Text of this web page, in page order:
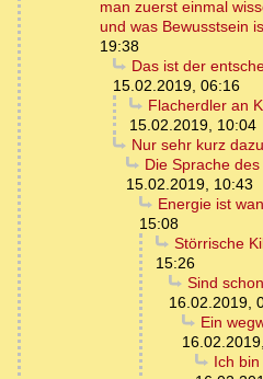
man zuerst einmal
und was Bewusstsein
19:38
Das ist der
15.02.2019, 06:16
Flacherdler an
15.02.2019, 10:04
Nur sehr kurz dazu
Die Sprache
15.02.2019, 10:43
Energie ist
15:08
Störrische
15:26
Sind
16.02.2019,
Ein
Ich